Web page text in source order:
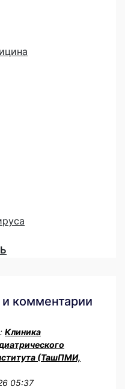
комментарии
Клиника
(ТашПМИ,
05:37